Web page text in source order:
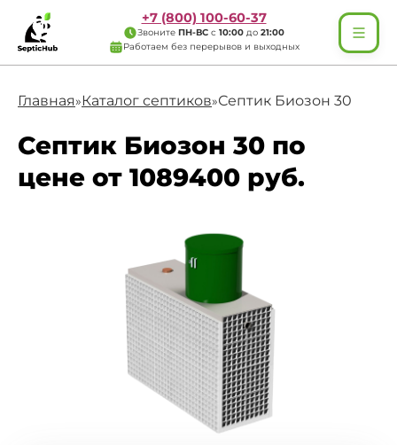
+7 (800) 100-60-37
Звоните ПН-ВС с 10:00 до 21:00
Работаем без перерывов и выходных
Главная»Каталог септиков»Септик Биозон 30
Септик Биозон 30 по
цене от 1089400 руб.